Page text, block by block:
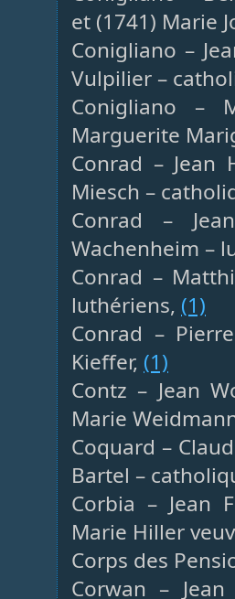
et (1741) Marie
Conigliano –
Vulpilier –
Conigliano –
Marguerite
Conrad – Jean
Miesch –
Conrad –
Wachenheim –
Conrad –
luthériens, (1)
Conrad –
Kieffer, (1)
Contz – Jean
Marie
Coquard –
Bartel –
Corbia – Jean
Marie Hiller
Corps des
Corwan –